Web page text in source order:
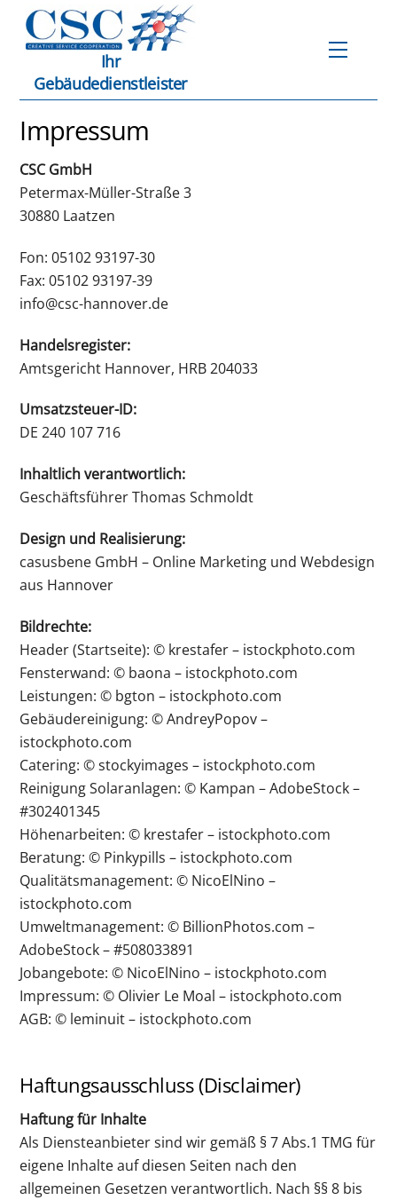
content
Ihr
Gebäudedienstleister
Menu
Impressum
CSC GmbH
Petermax-Müller-Straße 3
30880 Laatzen
Fon:05102 93197-30
Fax:05102 93197-39
info@csc-hannover.de
Handelsregister:
Amtsgericht Hannover, HRB 204033
Umsatzsteuer-ID:
DE 240 107 716
Inhaltlich verantwortlich:
Geschäftsführer Thomas Schmoldt
Design und Realisierung:
casusbene GmbH – Online Marketing und Webdesign
aus Hannover
Bildrechte:
Header (Startseite): © krestafer – istockphoto.com
Fensterwand: © baona – istockphoto.com
Leistungen: © bgton – istockphoto.com
Gebäudereinigung: © AndreyPopov –
istockphoto.com
Catering: © stockyimages – istockphoto.com
Reinigung Solaranlagen: © Kampan – AdobeStock –
#302401345
Höhenarbeiten: © krestafer – istockphoto.com
Beratung: © Pinkypills – istockphoto.com
Qualitätsmanagement: © NicoElNino –
istockphoto.com
Umweltmanagement: © BillionPhotos.com –
AdobeStock – #508033891
Jobangebote: © NicoElNino – istockphoto.com
Impressum: © Olivier Le Moal – istockphoto.com
AGB: © leminuit – istockphoto.com
Haftungsausschluss (Disclaimer)
Haftung für Inhalte
Als Diensteanbieter sind wir gemäß § 7 Abs.1 TMG für
eigene Inhalte auf diesen Seiten nach den
allgemeinen Gesetzen verantwortlich. Nach §§ 8 bis